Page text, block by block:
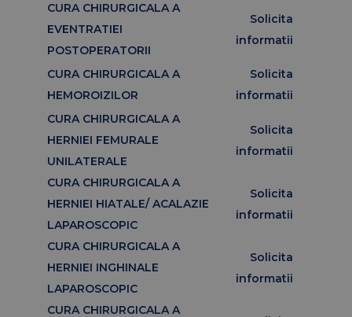
CURA CHIRURGICALA A
EVENTRATIEI
POSTOPERATORII
Solicita
informatii
CURA CHIRURGICALA A
HEMOROIZILOR
Solicita
informatii
CURA CHIRURGICALA A
HERNIEI FEMURALE
UNILATERALE
Solicita
informatii
CURA CHIRURGICALA A
HERNIEI HIATALE/ ACALAZIE
LAPAROSCOPIC
Solicita
informatii
CURA CHIRURGICALA A
HERNIEI INGHINALE
LAPAROSCOPIC
Solicita
informatii
CURA CHIRURGICALA A